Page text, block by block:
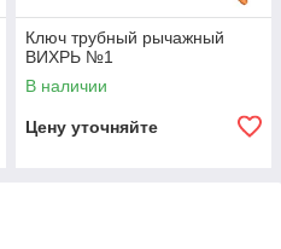
Ключ трубный рычажный
ВИХРЬ №1
В наличии
Цену уточняйте